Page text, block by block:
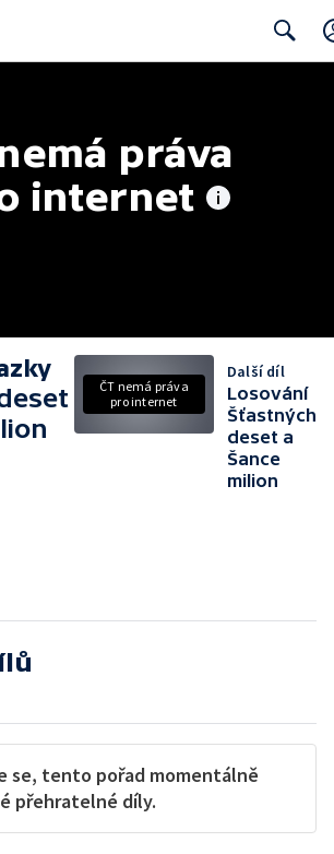
práva
internet
ČT nemá práva
pro internet
Další díl
Losování
Šťastných
deset a
Šance
milion
se, tento pořad momentálně
přehratelné díly.